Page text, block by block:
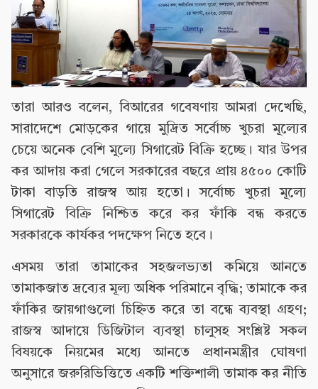
তারা আরও বলেন, বিআরের গবেষণায় আমরা দেখেছি,
সারাদেশে মোড়কের গায়ে মুদ্রিত সর্বোচ্চ খুচরা মূল্যের
চেয়ে অনেক বেশি মূল্যে সিগারেট বিক্রি হচ্ছে। যার উপর
কর আদায় করা গেলে সরকারের বছরে প্রায় ৪৫০০ কোটি
টাকা বাড়তি রাজস্ব আয় হতো। সর্বোচ্চ খুচরা মূল্যে
সিগারেট বিক্রি নিশ্চিত করে কর ফাঁকি বন্ধ করতে
সরকারকে কার্যকর পদক্ষেপ নিতে হবে।
এসময় তারা তামাকের সহজলভ্যতা কমিয়ে আনতে
তামাকজাত দ্রব্যের মূল্য অধিক পরিমানে বৃদ্ধি; তামাকে কর
ফাঁকির জায়গাগুলো চিহ্নিত করে তা বন্ধে ব্যবস্থা গ্রহণ;
রাজস্ব আদায়ে ডিজিটাল ব্যবস্থা চালুসহ সংশ্লিষ্ট সকল
বিষয়কে নিয়মের মধ্যে আনতে প্রধানমন্ত্রীর ঘোষণা
অনুসারে জরুরিভিত্তিতে একটি শক্তিশালী তামাক কর নীতি